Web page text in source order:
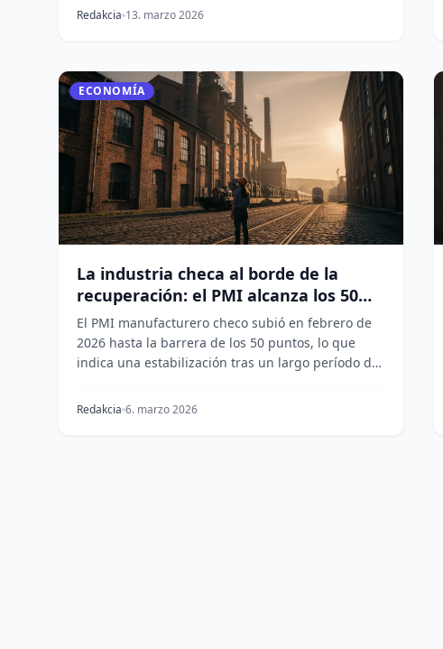
Redakcia 13. marzo 2026
ECONOMÍA
La industria checa al borde de la
recuperación: el PMI alcanza los 50
puntos
El PMI manufacturero checo subió en febrero de
2026 hasta la barrera de los 50 puntos, lo que
indica una estabilización tras un largo período de
Redakcia 6. marzo 2026